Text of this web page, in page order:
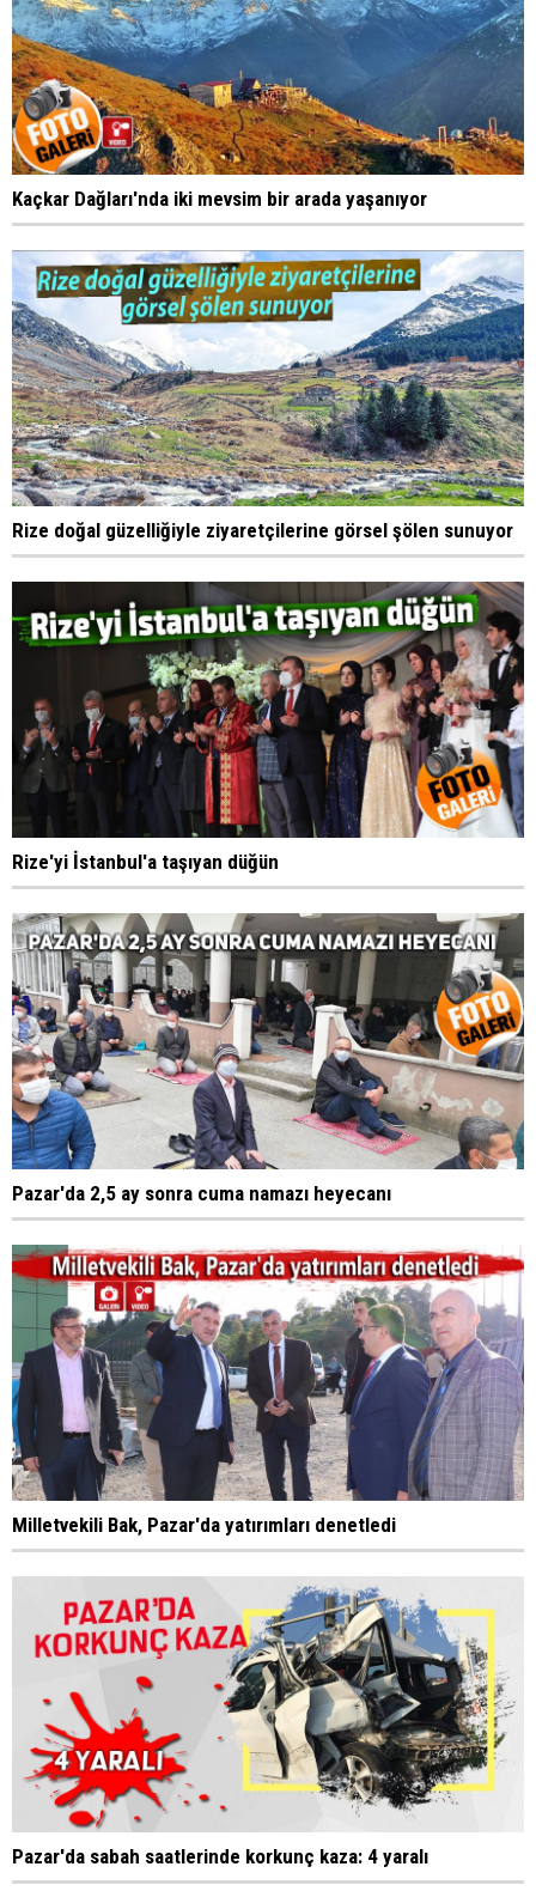
Kaçkar Dağları'nda iki mevsim bir arada yaşanıyor
Rize doğal güzelliğiyle ziyaretçilerine görsel şölen sunuyor
Rize'yi İstanbul'a taşıyan düğün
Pazar'da 2,5 ay sonra cuma namazı heyecanı
Milletvekili Bak, Pazar'da yatırımları denetledi
Pazar'da sabah saatlerinde korkunç kaza: 4 yaralı